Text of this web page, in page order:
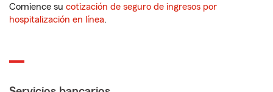
Comience su cotización de seguro de ingresos por
hospitalización en línea.